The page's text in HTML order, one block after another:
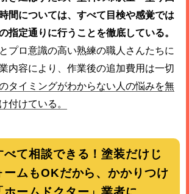
間については、すべて目検や感覚では
指定通りに行うことを徹底している。
プロ意識の高い熟練の職人さんたちに
内容により、作業後の追加費用は一切
タイミングがわからない人の悩みを無
付けている。
て相談できる！塗装だけじ
ームもOKだから、かかりつけ